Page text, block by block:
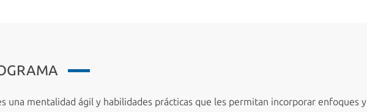
una mentalidad ágil y habilidades prácticas que les permitan incorporar enfoques y